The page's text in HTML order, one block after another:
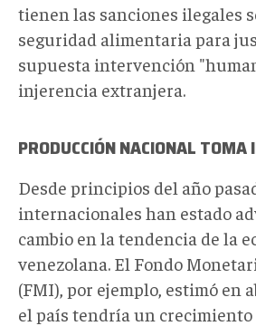
tienen las sanciones ilegales
seguridad alimentaria para
supuesta intervención
injerencia extranjera.
PRODUCCIÓN NACIONAL TOMA
Desde principios del año
internacionales han estado
cambio en la tendencia de la
venezolana. El Fondo
(FMI), por ejemplo, estimó en
el país tendría un crecimiento